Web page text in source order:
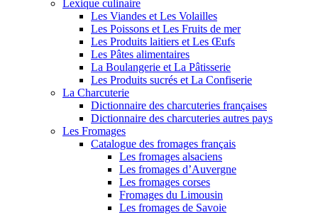
Lexique culinaire
Les Viandes et Les Volailles
Les Poissons et Les Fruits de mer
Les Produits laitiers et Les Œufs
Les Pâtes alimentaires
La Boulangerie et La Pâtisserie
Les Produits sucrés et La Confiserie
La Charcuterie
Dictionnaire des charcuteries françaises
Dictionnaire des charcuteries autres pays
Les Fromages
Catalogue des fromages français
Les fromages alsaciens
Les fromages d’Auvergne
Les fromages corses
Fromages du Limousin
Les fromages de Savoie